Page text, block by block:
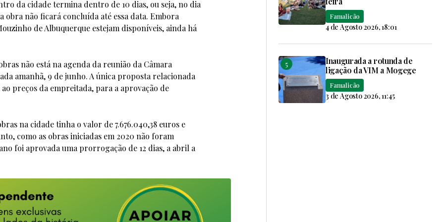
da cidade termina dentro de 10 dias, ou seja, no dia
obra não ficará concluída até essa data. Embora
de Albuquerque estejam disponíveis, ainda há
não está na agenda da reunião da Câmara
amanhã, 9 de junho. A única proposta relacionada
preços da empreitada, para a aprovação de
na cidade tinha o valor de 7.676.040,38 euros e
como as obras iniciadas em 2020 não foram
foi aprovada uma prorrogação de 12 dias, a abril a
Famalicão
4 de Agosto 2026, 18:01
Inaugurada a rotunda de
ligação da VIM a Mogege
Famalicão
3 de Agosto 2026, 11:45